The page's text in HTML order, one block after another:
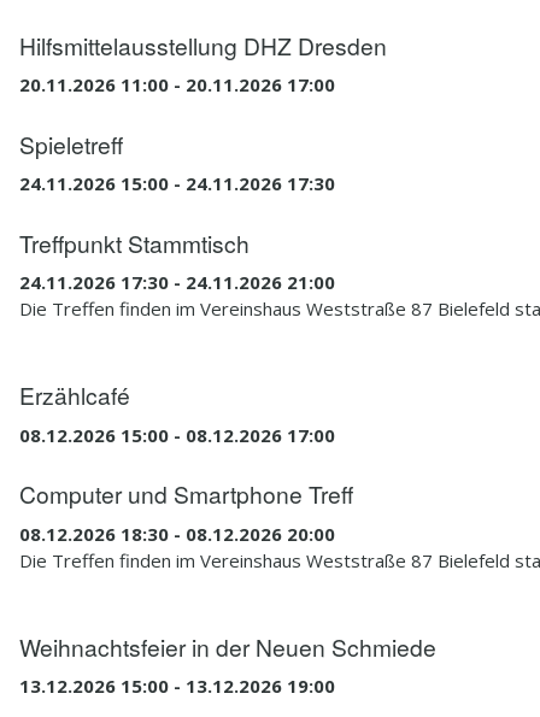
Hilfsmittelausstellung DHZ Dresden
20.11.2026 11:00 - 20.11.2026 17:00
Spieletreff
24.11.2026 15:00 - 24.11.2026 17:30
Treffpunkt Stammtisch
24.11.2026 17:30 - 24.11.2026 21:00
Die Treffen finden im Vereinshaus Weststraße 87 Bielefeld
Erzählcafé
08.12.2026 15:00 - 08.12.2026 17:00
Computer und Smartphone Treff
08.12.2026 18:30 - 08.12.2026 20:00
Die Treffen finden im Vereinshaus Weststraße 87 Bielefeld
Weihnachtsfeier in der Neuen Schmiede
13.12.2026 15:00 - 13.12.2026 19:00